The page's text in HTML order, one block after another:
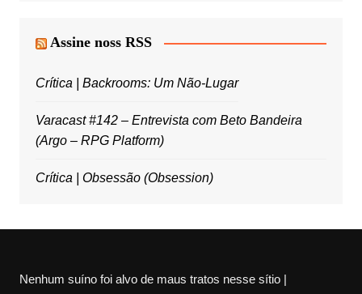
Assine noss RSS
Crítica | Backrooms: Um Não-Lugar
Varacast #142 – Entrevista com Beto Bandeira
(Argo – RPG Platform)
Crítica | Obsessão (Obsession)
Nenhum suíno foi alvo de maus tratos nesse sítio |